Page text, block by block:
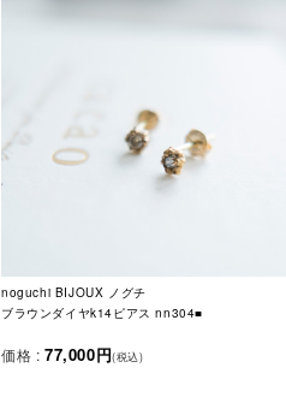
noguchi BIJOUX ノグチ
ブラウンダイヤk14ピアス nn304■
価格 : 77,000円(税込)